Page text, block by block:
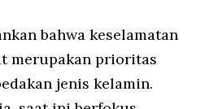
bahwa keselamatan
merupakan prioritas
jenis kelamin.